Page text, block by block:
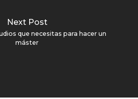
Next Post
que necesitas para hacer un
máster